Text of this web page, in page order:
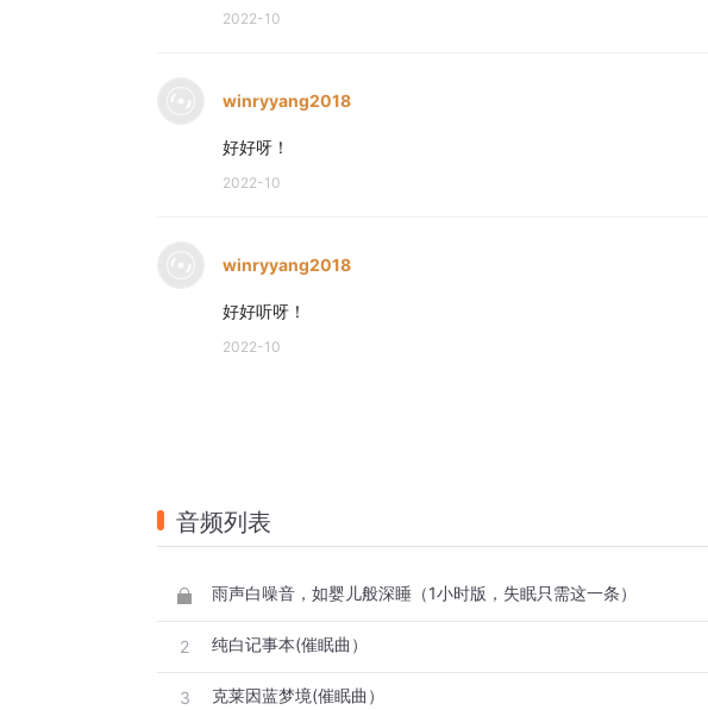
2022-10
winryyang2018
好好呀！
2022-10
winryyang2018
好好听呀！
2022-10
音频列表
雨声白噪音，如婴儿般深睡（1小时版，失眠只需这一条）
2 纯白记事本(催眠曲）
3 克莱因蓝梦境(催眠曲）